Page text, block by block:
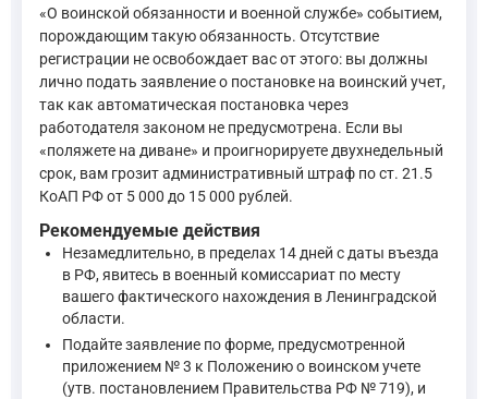
Кодекс Российской Федерации об административных
Несообщение гражданином в установленном
—Кодекс Российской Федерации об административных
Положение о воинском учете, утвержденное
Граждане, подлежащие воинскому учету, обязаны:
а) состоять на воинском учете по месту жительства
— Постановление Правительства РФ от 27.11.2006 №
Что касается возможности постановки на учет через
«О воинской обязанности и военной службе» событием,
порождающим такую обязанность. Отсутствие
регистрации не освобождает вас от этого: вы должны
лично подать заявление о постановке на воинский учет,
так как автоматическая постановка через
работодателя законом не предусмотрена. Если вы
«поляжете на диване» и проигнорируете двухнедельный
срок, вам грозит административный штраф по ст. 21.5
КоАП РФ от 5 000 до 15 000 рублей.
Рекомендуемые действия
Незамедлительно, в пределах 14 дней с даты въезда
в РФ, явитесь в военный комиссариат по месту
вашего фактического нахождения в Ленинградской
области.
Подайте заявление по форме, предусмотренной
приложением № 3 к Положению о воинском учете
(утв. постановлением Правительства РФ № 719), и